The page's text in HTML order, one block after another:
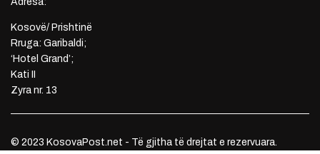
Kosovë/ Prishtinë
Rruga: Garibaldi;
‘Hotel Grand’;
Kati II
Zyra nr. 13
© 2023 KosovaPost.net - Të gjitha të drejtat e rezervuara.